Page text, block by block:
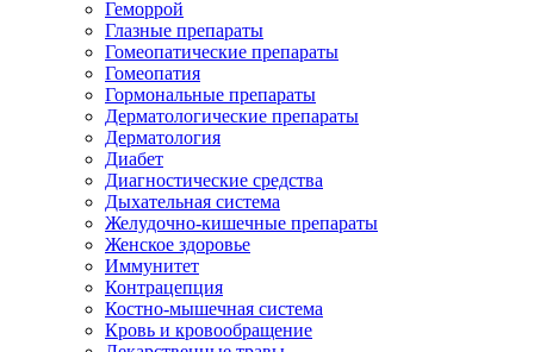
Геморрой
Глазные препараты
Гомеопатические препараты
Гомеопатия
Гормональные препараты
Дерматологические препараты
Дерматология
Диабет
Диагностические средства
Дыхательная система
Желудочно-кишечные препараты
Женское здоровье
Иммунитет
Контрацепция
Костно-мышечная система
Кровь и кровообращение